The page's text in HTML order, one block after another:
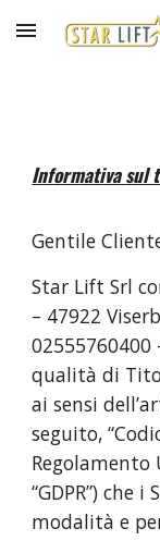
Skip to main
Informativa sul
Gentile
Star Lift Srl
– 47922
02555760400
qualità di
ai sensi
seguito,
Regolamento
“GDPR”)
modalità e